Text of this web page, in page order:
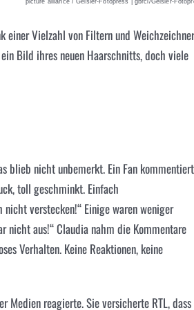
picture alliance / Geisler-Fotopress | gbrci/Geisler-
einer Vielzahl von Filtern und
Bild ihres neuen Haarschnitts, doch viele
blieb nicht unbemerkt. Ein Fan
toll geschminkt. Einfach
verstecken!“ Einige waren weniger
nicht aus!“ Claudia nahm die Kommentare
Verhalten. Keine Reaktionen, keine
Medien reagierte. Sie versicherte RTL, dass